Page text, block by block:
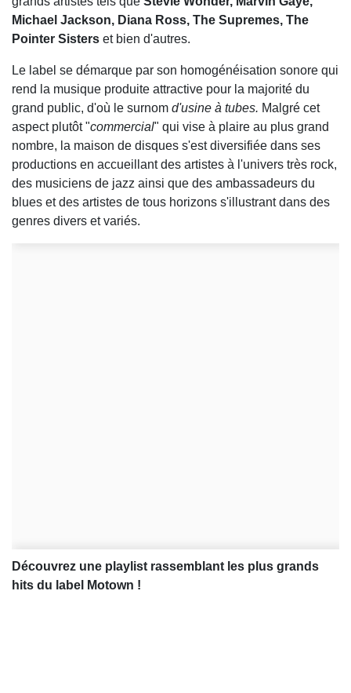
Michael Jackson, Diana Ross, The Supremes, The
Pointer Sisters et bien d'autres.
Le label se démarque par son homogénéisation sonore qui
rend la musique produite attractive pour la majorité du
grand public, d'où le surnom d'usine à tubes. Malgré cet
aspect plutôt "commercial" qui vise à plaire au plus grand
nombre, la maison de disques s'est diversifiée dans ses
productions en accueillant des artistes à l'univers très rock,
des musiciens de jazz ainsi que des ambassadeurs du
blues et des artistes de tous horizons s'illustrant dans des
genres divers et variés.
Découvrez une playlist rassemblant les plus grands
hits du label Motown !